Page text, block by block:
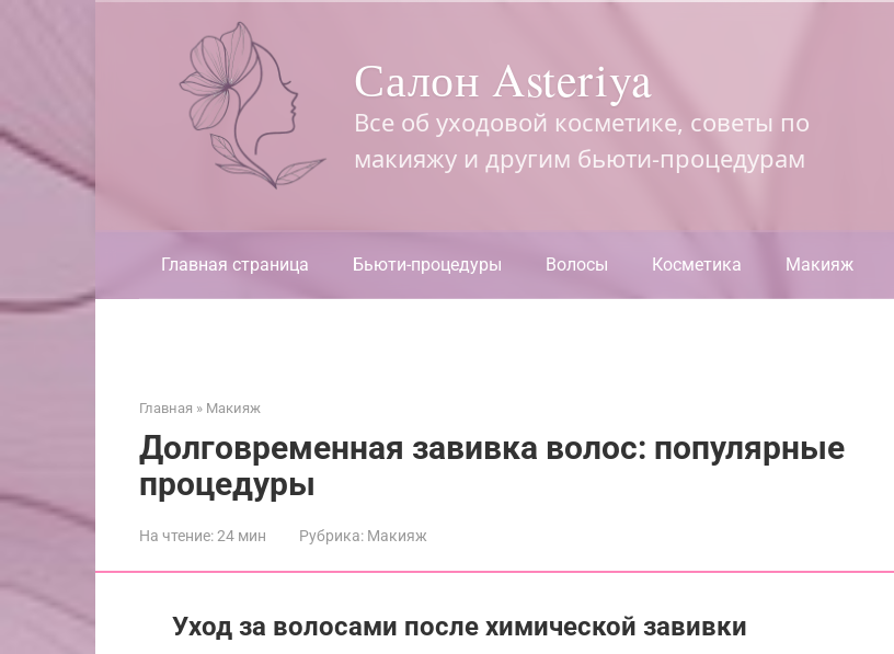
Салон Asteriya
Все об уходовой косметике, советы по
макияжу и другим бьюти-процедурам
Главная страница Бьюти-процедуры Волосы Косметика Макияж
Главная » Макияж
Долговременная завивка волос: популярные
процедуры
На чтение:24 мин Рубрика: Макияж
Уход за волосами после химической завивки